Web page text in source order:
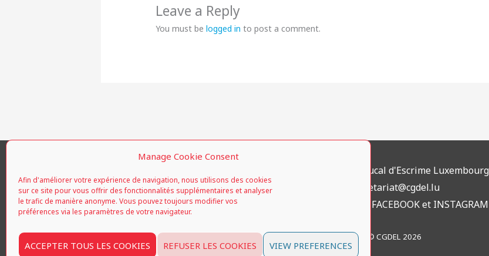
Manage Cookie Consent
Afin d'améliorer votre expérience de navigation, nous utilisons des cookies
sur ce site pour vous offrir des fonctionnalités supplémentaires et analyser
le trafic de manière anonyme. Vous pouvez toujours modifier vos
préférences via les paramètres de votre navigateur.
ACCEPTER TOUS LES COOKIES REFUSER LES COOKIES VIEW PREFERENCES
Leave a Reply
You must belogged in to post a comment.
Cercle Grand-Ducal d'Escrime Luxembourg
secretariat@cgdel.lu
FACEBOOKet INSTAGRAM
© CGDEL 2026